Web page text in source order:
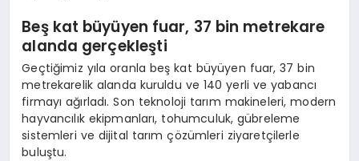
Beş kat büyüyen fuar, 37 bin metrekare
alanda gerçekleşti
Geçtiğimiz yıla oranla beş kat büyüyen fuar, 37 bin
metrekarelik alanda kuruldu ve 140 yerli ve yabancı
firmayı ağırladı. Son teknoloji tarım makineleri, modern
hayvancılık ekipmanları, tohumculuk, gübreleme
sistemleri ve dijital tarım çözümleri ziyaretçilerle
buluştu.